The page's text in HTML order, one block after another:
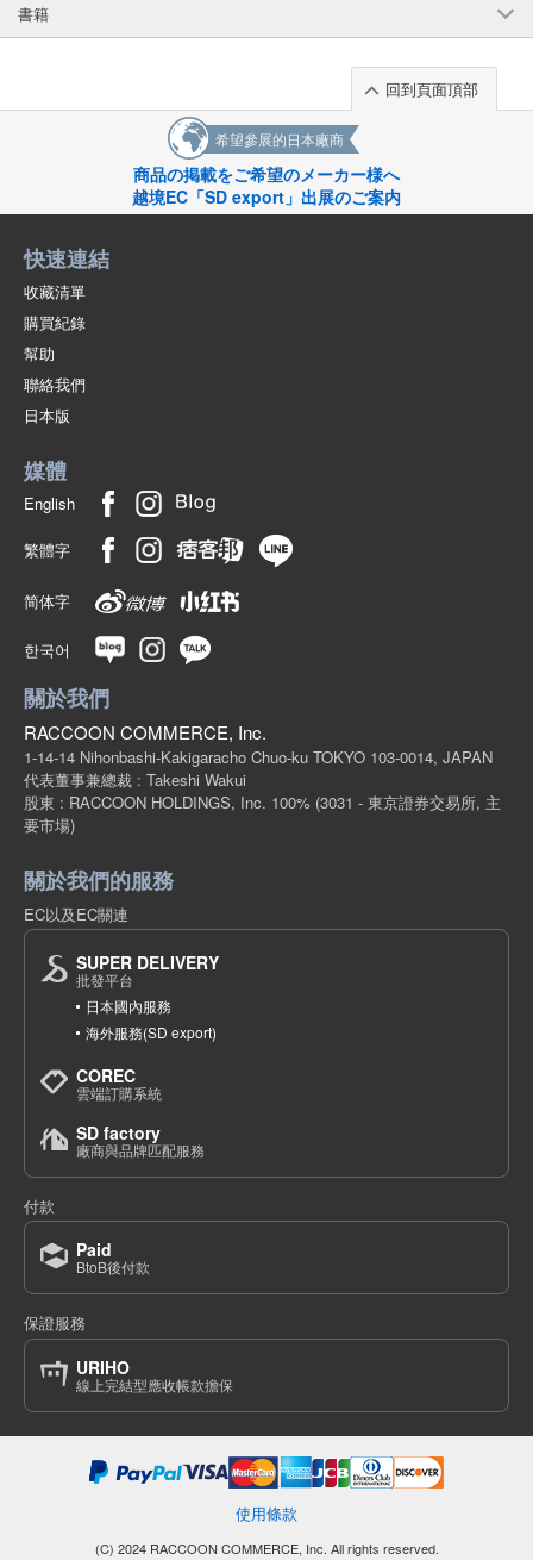
書籍
回到頁面頂部
希望參展的日本廠商
商品の掲載をご希望のメーカー様へ
越境EC「SD export」出展のご案内
快速連結
收藏清單
購買紀錄
幫助
聯絡我們
日本版
媒體
English
繁體字
简体字
한국어
關於我們
RACCOON COMMERCE, Inc.
1-14-14 Nihonbashi-Kakigaracho Chuo-ku TOKYO 103-0014, JAPAN
代表董事兼總裁 : Takeshi Wakui
股東 : RACCOON HOLDINGS, Inc. 100% (3031 - 東京證券交易所, 主
要市場)
關於我們的服務
EC以及EC關連
SUPER DELIVERY
批發平台
日本國內服務
海外服務(SD export)
COREC
雲端訂購系統
SD factory
廠商與品牌匹配服務
付款
Paid
BtoB後付款
保證服務
URIHO
線上完結型應收帳款擔保
使用條款
(C) 2024 RACCOON COMMERCE, Inc. All rights reserved.